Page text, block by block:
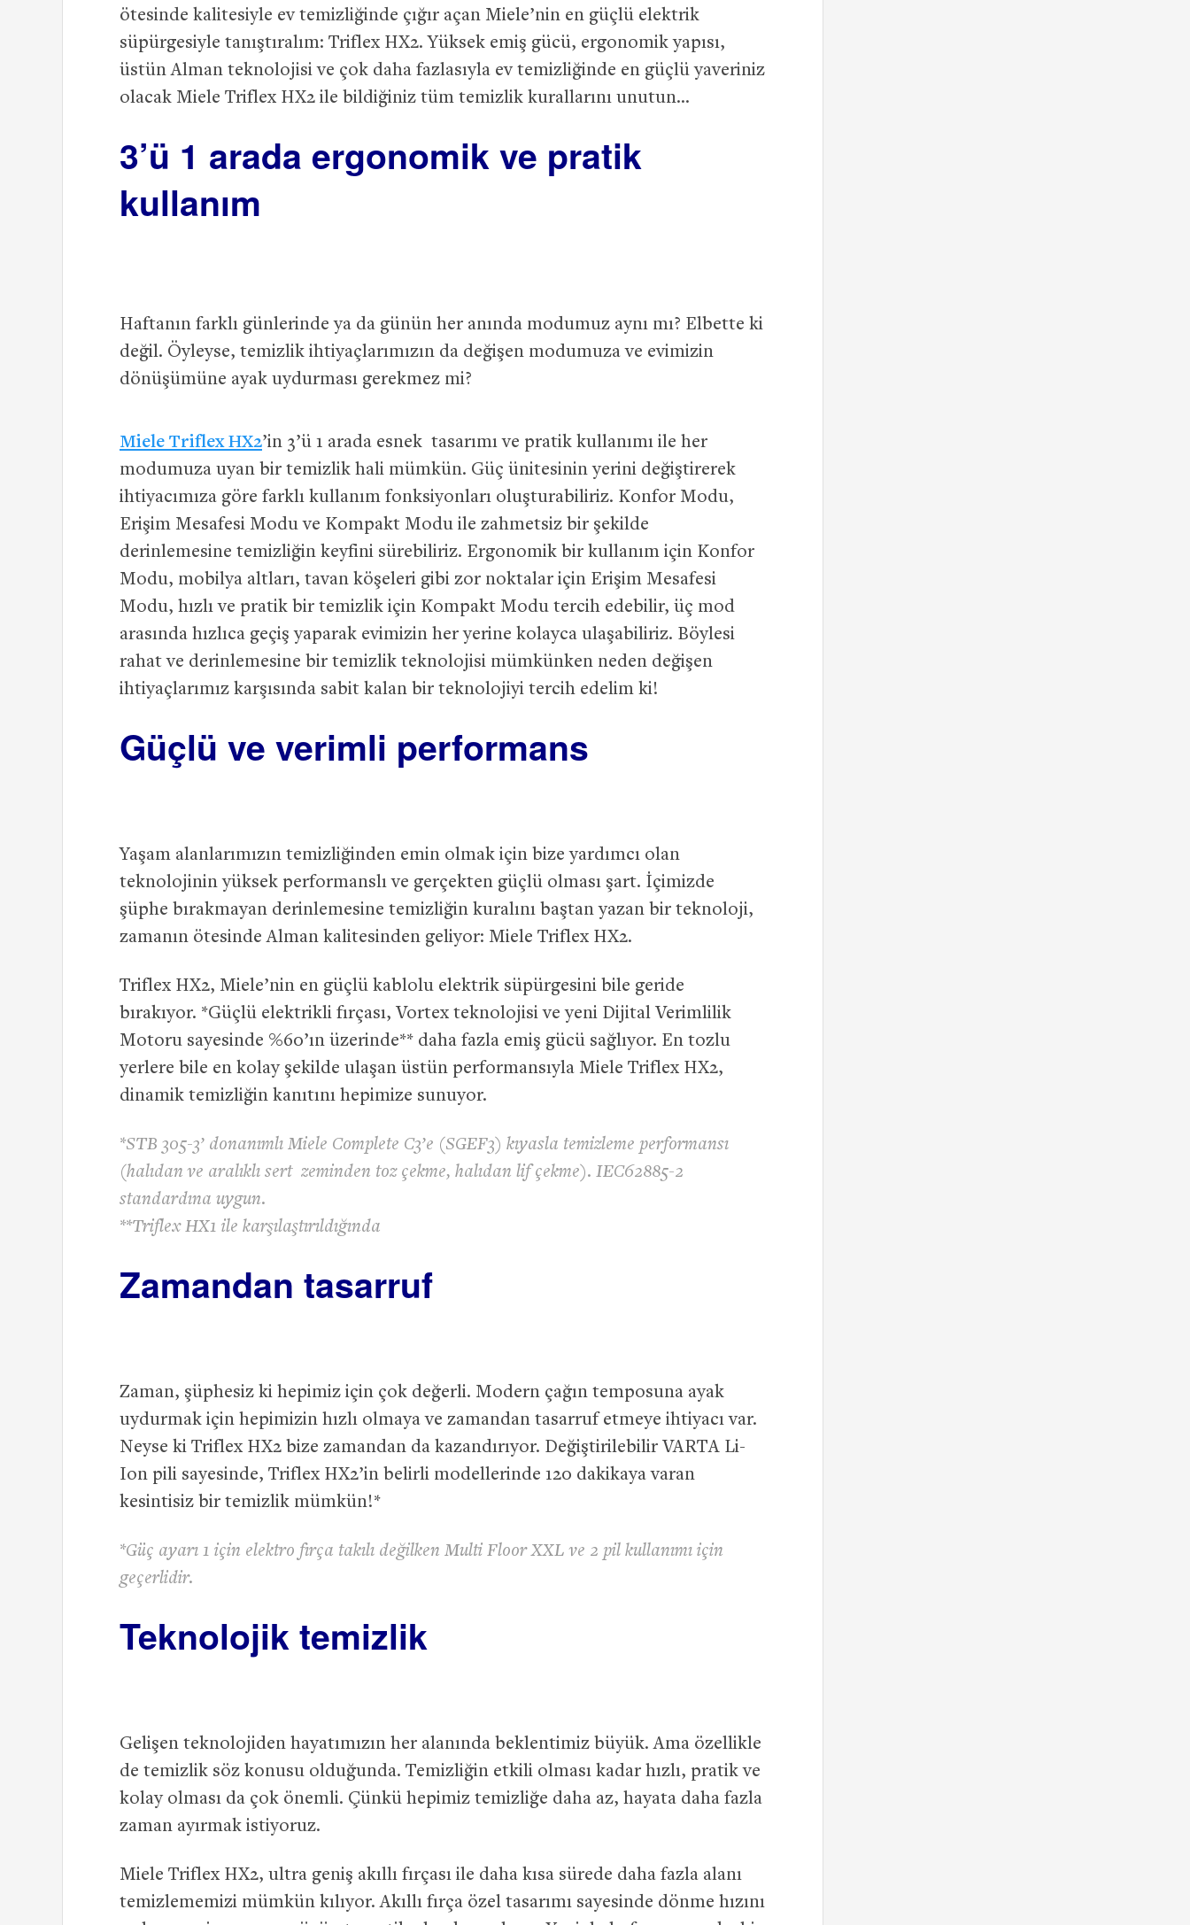
ötesinde kalitesiyle ev temizliğinde çığır açan Miele’nin en güçlü elektrik
süpürgesiyle tanıştıralım: Triflex HX2. Yüksek emiş gücü, ergonomik yapısı,
üstün Alman teknolojisi ve çok daha fazlasıyla ev temizliğinde en güçlü yaveriniz
olacak Miele Triflex HX2 ile bildiğiniz tüm temizlik kurallarını unutun…
3’ü 1 arada ergonomik ve pratik
kullanım
Haftanın farklı günlerinde ya da günün her anında modumuz aynı mı? Elbette ki
değil. Öyleyse, temizlik ihtiyaçlarımızın da değişen modumuza ve evimizin
dönüşümüne ayak uydurması gerekmez mi?
Miele Triflex HX2’in 3’ü 1 arada esnek tasarımı ve pratik kullanımı ile her
modumuza uyan bir temizlik hali mümkün. Güç ünitesinin yerini değiştirerek
ihtiyacımıza göre farklı kullanım fonksiyonları oluşturabiliriz. Konfor Modu,
Erişim Mesafesi Modu ve Kompakt Modu ile zahmetsiz bir şekilde
derinlemesine temizliğin keyfini sürebiliriz. Ergonomik bir kullanım için Konfor
Modu, mobilya altları, tavan köşeleri gibi zor noktalar için Erişim Mesafesi
Modu, hızlı ve pratik bir temizlik için Kompakt Modu tercih edebilir, üç mod
arasında hızlıca geçiş yaparak evimizin her yerine kolayca ulaşabiliriz. Böylesi
rahat ve derinlemesine bir temizlik teknolojisi mümkünken neden değişen
ihtiyaçlarımız karşısında sabit kalan bir teknolojiyi tercih edelim ki!
Güçlü ve verimli performans
Yaşam alanlarımızın temizliğinden emin olmak için bize yardımcı olan
teknolojinin yüksek performanslı ve gerçekten güçlü olması şart. İçimizde
şüphe bırakmayan derinlemesine temizliğin kuralını baştan yazan bir teknoloji,
zamanın ötesinde Alman kalitesinden geliyor: Miele Triflex HX2.
Triflex HX2, Miele’nin en güçlü kablolu elektrik süpürgesini bile geride
bırakıyor. *Güçlü elektrikli fırçası, Vortex teknolojisi ve yeni Dijital Verimlilik
Motoru sayesinde %60’ın üzerinde** daha fazla emiş gücü sağlıyor. En tozlu
yerlere bile en kolay şekilde ulaşan üstün performansıyla Miele Triflex HX2,
dinamik temizliğin kanıtını hepimize sunuyor.
*STB 305-3’ donanımlı Miele Complete C3’e (SGEF3) kıyasla temizleme performansı
(halıdan ve aralıklı sert zeminden toz çekme, halıdan lif çekme). IEC62885-2
standardına uygun.
**Triflex HX1 ile karşılaştırıldığında
Zamandan tasarruf
Zaman, şüphesiz ki hepimiz için çok değerli. Modern çağın temposuna ayak
uydurmak için hepimizin hızlı olmaya ve zamandan tasarruf etmeye ihtiyacı var.
Neyse ki Triflex HX2 bize zamandan da kazandırıyor. Değiştirilebilir VARTA Li-
Ion pili sayesinde, Triflex HX2’in belirli modellerinde 120 dakikaya varan
kesintisiz bir temizlik mümkün!*
*Güç ayarı 1 için elektro fırça takılı değilken Multi Floor XXL ve 2 pil kullanımı için
geçerlidir.
Teknolojik temizlik
Gelişen teknolojiden hayatımızın her alanında beklentimiz büyük. Ama özellikle
de temizlik söz konusu olduğunda. Temizliğin etkili olması kadar hızlı, pratik ve
kolay olması da çok önemli. Çünkü hepimiz temizliğe daha az, hayata daha fazla
zaman ayırmak istiyoruz.
Miele Triflex HX2, ultra geniş akıllı fırçası ile daha kısa sürede daha fazla alanı
temizlememizi mümkün kılıyor. Akıllı fırça özel tasarımı sayesinde dönme hızını